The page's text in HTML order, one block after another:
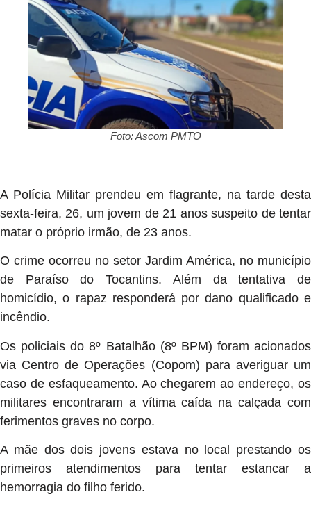
Foto: Ascom PMTO
A Polícia Militar prendeu em flagrante, na tarde desta
sexta-feira, 26, um jovem de 21 anos suspeito de tentar
matar o próprio irmão, de 23 anos.
O crime ocorreu no setor Jardim América, no município
de Paraíso do Tocantins. Além da tentativa de
homicídio, o rapaz responderá por dano qualificado e
incêndio.
Os policiais do 8º Batalhão (8º BPM) foram acionados
via Centro de Operações (Copom) para averiguar um
caso de esfaqueamento. Ao chegarem ao endereço, os
militares encontraram a vítima caída na calçada com
ferimentos graves no corpo.
A mãe dos dois jovens estava no local prestando os
primeiros atendimentos para tentar estancar a
hemorragia do filho ferido.